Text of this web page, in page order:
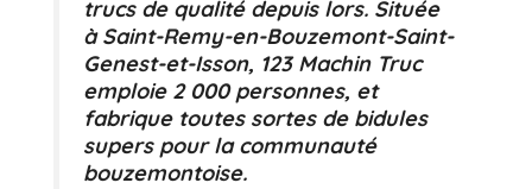
trucs de qualité depuis lors. Située
à Saint-Remy-en-Bouzemont-Saint-
Genest-et-Isson, 123 Machin Truc
emploie 2 000 personnes, et
fabrique toutes sortes de bidules
supers pour la communauté
bouzemontoise.